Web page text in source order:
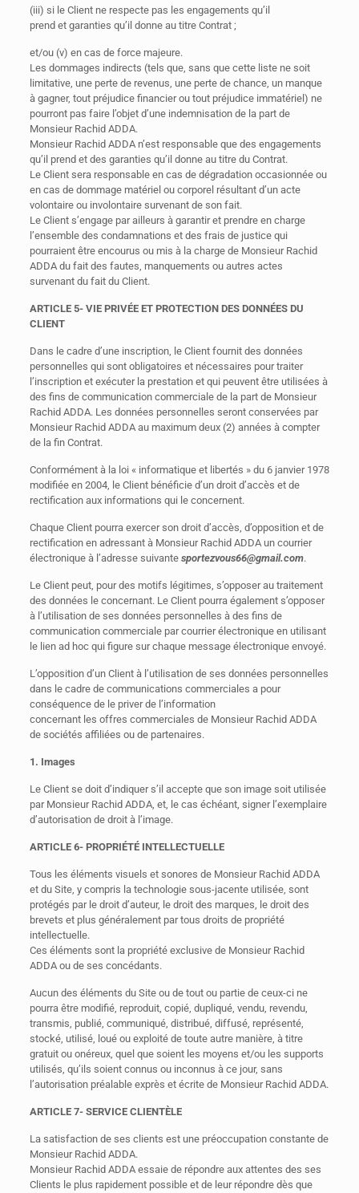
(iii) si le Client ne respecte pas les engagements qu’il
prend et garanties qu’il donne au titre Contrat ;
et/ou (v) en cas de force majeure.
Les dommages indirects (tels que, sans que cette liste ne soit
limitative, une perte de revenus, une perte de chance, un manque
à gagner, tout préjudice financier ou tout préjudice immatériel) ne
pourront pas faire l’objet d’une indemnisation de la part de
Monsieur Rachid ADDA.
Monsieur Rachid ADDA n’est responsable que des engagements
qu’il prend et des garanties qu’il donne au titre du Contrat.
Le Client sera responsable en cas de dégradation occasionnée ou
en cas de dommage matériel ou corporel résultant d’un acte
volontaire ou involontaire survenant de son fait.
Le Client s’engage par ailleurs à garantir et prendre en charge
l’ensemble des condamnations et des frais de justice qui
pourraient être encourus ou mis à la charge de Monsieur Rachid
ADDA du fait des fautes, manquements ou autres actes
survenant du fait du Client.
ARTICLE 5- VIE PRIVÉE ET PROTECTION DES DONNÉES DU
CLIENT
Dans le cadre d’une inscription, le Client fournit des données
personnelles qui sont obligatoires et nécessaires pour traiter
l’inscription et exécuter la prestation et qui peuvent être utilisées à
des fins de communication commerciale de la part de Monsieur
Rachid ADDA. Les données personnelles seront conservées par
Monsieur Rachid ADDA au maximum deux (2) années à compter
de la fin Contrat.
Conformément à la loi « informatique et libertés » du 6 janvier 1978
modifiée en 2004, le Client bénéficie d’un droit d’accès et de
rectification aux informations qui le concernent.
Chaque Client pourra exercer son droit d’accès, d’opposition et de
rectification en adressant à Monsieur Rachid ADDA un courrier
électronique à l’adresse suivante sportezvous66@gmail.com.
Le Client peut, pour des motifs légitimes, s’opposer au traitement
des données le concernant. Le Client pourra également s’opposer
à l’utilisation de ses données personnelles à des fins de
communication commerciale par courrier électronique en utilisant
le lien ad hoc qui figure sur chaque message électronique envoyé.
L’opposition d’un Client à l’utilisation de ses données personnelles
dans le cadre de communications commerciales a pour
conséquence de le priver de l’information
concernant les offres commerciales de Monsieur Rachid ADDA
de sociétés affiliées ou de partenaires.
1. Images
Le Client se doit d’indiquer s’il accepte que son image soit utilisée
par Monsieur Rachid ADDA, et, le cas échéant, signer l’exemplaire
d’autorisation de droit à l’image.
ARTICLE 6- PROPRIÉTÉ INTELLECTUELLE
Tous les éléments visuels et sonores de Monsieur Rachid ADDA
et du Site, y compris la technologie sous-jacente utilisée, sont
protégés par le droit d’auteur, le droit des marques, le droit des
brevets et plus généralement par tous droits de propriété
intellectuelle.
Ces éléments sont la propriété exclusive de Monsieur Rachid
ADDA ou de ses concédants.
Aucun des éléments du Site ou de tout ou partie de ceux-ci ne
pourra être modifié, reproduit, copié, dupliqué, vendu, revendu,
transmis, publié, communiqué, distribué, diffusé, représenté,
stocké, utilisé, loué ou exploité de toute autre manière, à titre
gratuit ou onéreux, quel que soient les moyens et/ou les supports
utilisés, qu’ils soient connus ou inconnus à ce jour, sans
l’autorisation préalable exprès et écrite de Monsieur Rachid ADDA.
ARTICLE 7- SERVICE CLIENTÈLE
La satisfaction de ses clients est une préoccupation constante de
Monsieur Rachid ADDA.
Monsieur Rachid ADDA essaie de répondre aux attentes des ses
Clients le plus rapidement possible et de leur répondre dès que